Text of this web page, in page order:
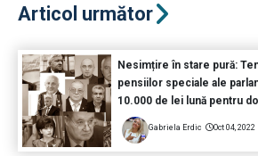
Articol următor
Nesimțire în stare pură:
pensiilor speciale ale
10.000 de lei lună pentru
Gabriela Erdic Oct 04, 2022